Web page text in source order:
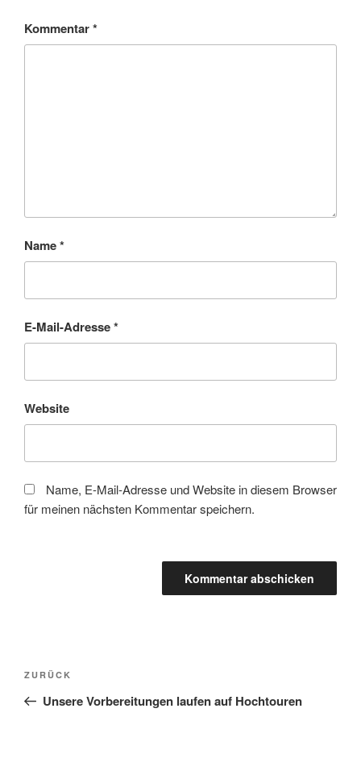
Kommentar*
Name*
E-Mail-Adresse*
Website
Name, E-Mail-Adresse und Website in diesem Browser
für meinen nächsten Kommentar speichern.
Beitragsnavigation
Vorheriger
Beitrag
ZURÜCK
Unsere Vorbereitungen laufen auf Hochtouren